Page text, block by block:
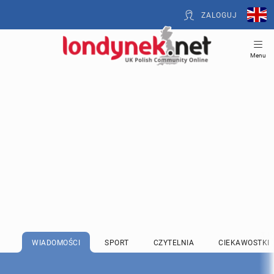
ZALOGUJ
Menu
WIADOMOŚCI SPORT CZYTELNIA CIEKAWOSTKI